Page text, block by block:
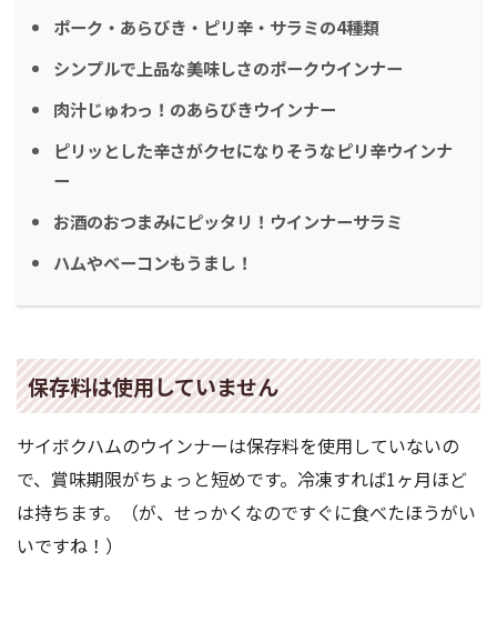
ポーク・あらびき・ピリ辛・サラミの4種類
シンプルで上品な美味しさのポークウインナー
肉汁じゅわっ！のあらびきウインナー
ピリッとした辛さがクセになりそうなピリ辛ウインナ
ー
お酒のおつまみにピッタリ！ウインナーサラミ
ハムやベーコンもうまし！
保存料は使用していません
サイボクハムのウインナーは保存料を使用していないの
で、賞味期限がちょっと短めです。冷凍すれば1ヶ月ほど
は持ちます。（が、せっかくなのですぐに食べたほうがい
いですね！）